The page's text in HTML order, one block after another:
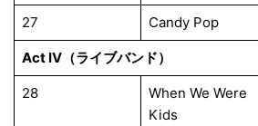
27 Candy Pop
Act IV（ライブバンド）
28
When We Were
Kids